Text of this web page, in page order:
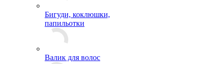
Бигуди, коклюшки,
папильотки
Валик для волос